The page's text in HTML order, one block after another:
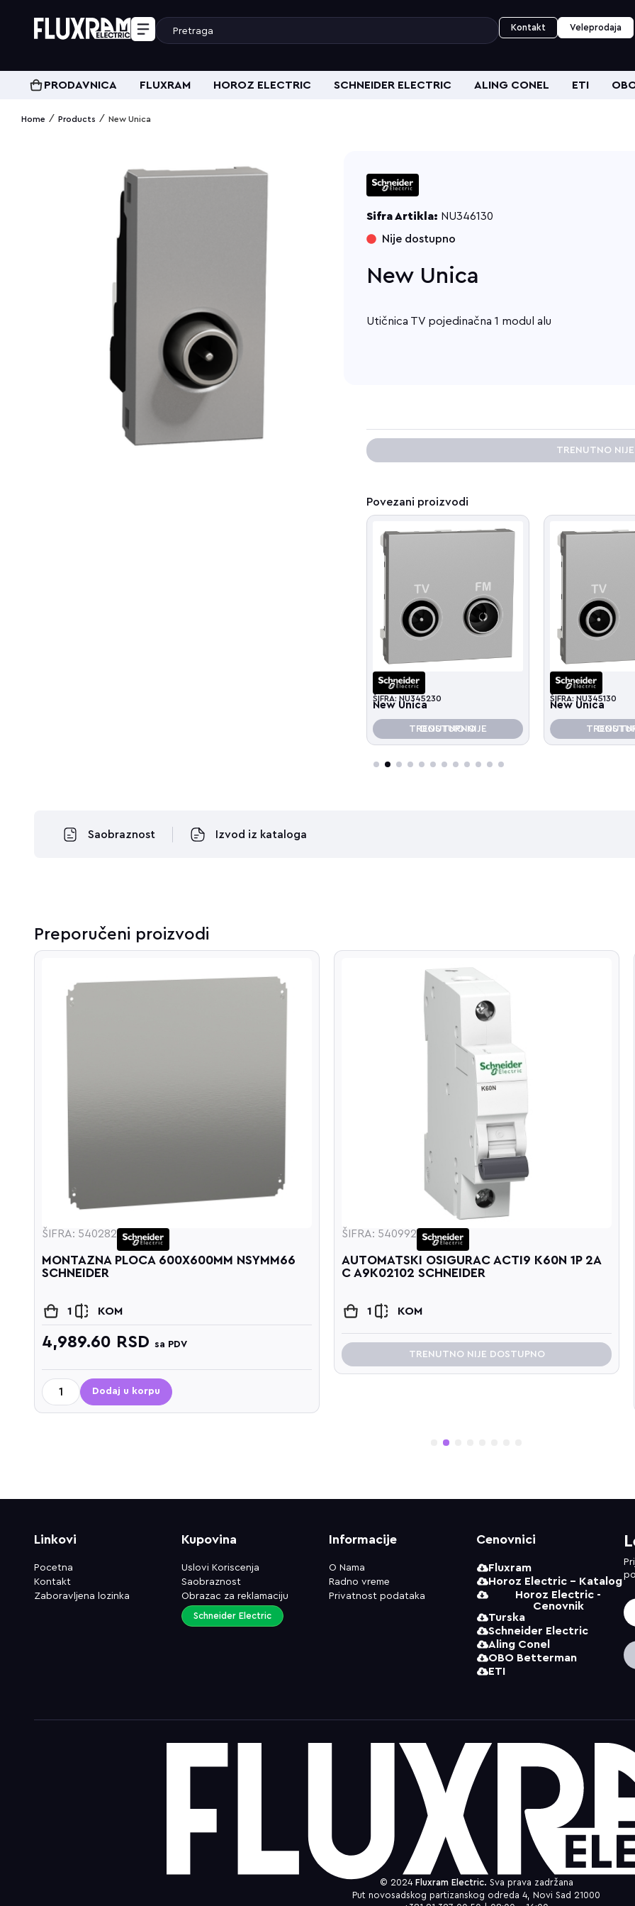
Kontakt Veleprodaja
PRODAVNICA FLUXRAM HOROZ ELECTRIC SCHNEIDER ELECTRIC ALING CONEL ETI
Home / Products / New Unica
Sifra Artikla: NU346130
Nije dostupno
New Unica
Utičnica TV pojedinačna 1 modul alu
TRENUTNO
Povezani proizvodi
ŠIFRA: NU345230
New Unica
TRENUTNO NIJE DOSTUPNO
ŠIFRA: NU345130
New Unica
TRENUTNO NIJE
4 5 6 7 8 9 10 11 12
Saobraznost Izvod iz kataloga
Preporučeni proizvodi
ŠIFRA: 540282
MONTAZNA PLOCA 600X600MM NSYMM66
SCHNEIDER
1 KOM
4,989.60 RSD sa PDV
Dodaj u korpu
ŠIFRA: 540992
AUTOMATSKI OSIGURAC ACTI9 K60N 1P 2A
C A9K02102 SCHNEIDER
1 KOM
TRENUTNO NIJE DOSTUPNO
5
Linkovi
Pocetna
Kontakt
Zaboravljena lozinka
Kupovina
Uslovi Koriscenja
Saobraznost
Obrazac za reklamaciju
Schneider Electric
Informacije
O Nama
Radno vreme
Privatnost podataka
Cenovnici
Fluxram
Horoz Electric - Katalog
Horoz Electric -
Cenovnik
Turska
Schneider Electric
Aling Conel
OBO Betterman
ETI
© 2024 Fluxram Electric. Sva prava zadržana
Put novosadskog partizanskog odreda 4, Novi Sad 21000